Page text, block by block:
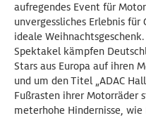
aufregendes Event für
unvergessliches Erlebnis
ideale
Spektakel kämpfen
Stars aus Europa auf ihren
und um den Titel „ADAC
Fußrasten ihrer Motorräder
meterhohe Hindernisse,